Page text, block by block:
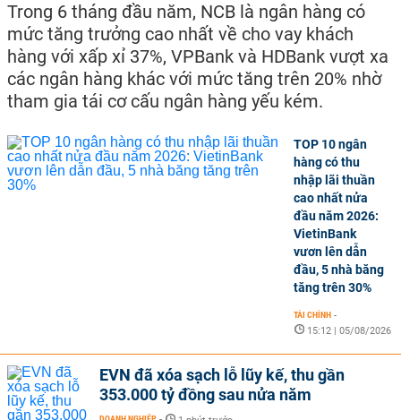
Trong 6 tháng đầu năm, NCB là ngân hàng có
mức tăng trưởng cao nhất về cho vay khách
hàng với xấp xỉ 37%, VPBank và HDBank vượt xa
các ngân hàng khác với mức tăng trên 20% nhờ
tham gia tái cơ cấu ngân hàng yếu kém.
TOP 10 ngân
hàng có thu
nhập lãi thuần
cao nhất nửa
đầu năm 2026:
VietinBank
vươn lên dẫn
đầu, 5 nhà băng
tăng trên 30%
TÀI CHÍNH -
15:12 | 05/08/2026
EVN đã xóa sạch lỗ lũy kế, thu gần
353.000 tỷ đồng sau nửa năm